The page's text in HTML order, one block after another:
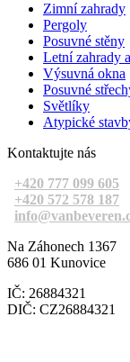
Zimní zahrady
Pergoly
Posuvné stěny
Letní zahrady
Výsuvná okna
Posuvné
Světlíky
Atypické
Kontaktujte nás
+420 777 099 605
+420 572 578 187
Na Záhonech 1367
686 01 Kunovice
IČ: 26884321
DIČ: CZ26884321